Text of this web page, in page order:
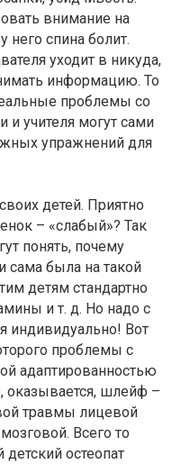
внимание на
него спина болит.
уходит в никуда,
информацию. То
проблемы со
и учителя могут сами
упражнений для
детей. Приятно
– «слабый»? Так
понять, почему
сама была на такой
детям стандартно
и т. д. Но надо с
индивидуально! Вот
проблемы с
адаптированностью
оказывается, шлейф –
травмы лицевой
Всего то
остеопат